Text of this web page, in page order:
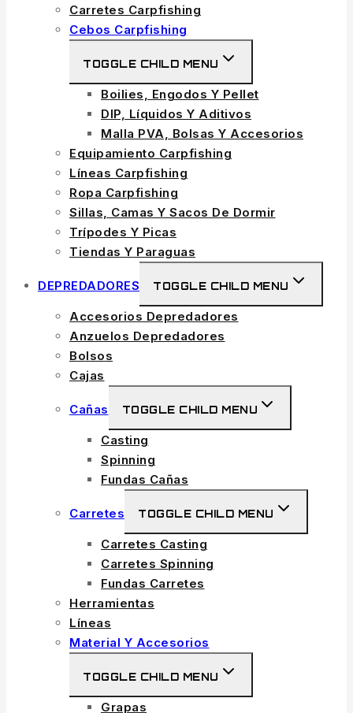
Carretes Carpfishing
Cebos Carpfishing
TOGGLE CHILD MENU
Boilies, Engodos Y Pellet
DIP, Líquidos Y Aditivos
Malla PVA, Bolsas Y Accesorios
Equipamiento Carpfishing
Líneas Carpfishing
Ropa Carpfishing
Sillas, Camas Y Sacos De Dormir
Trípodes Y Picas
Tiendas Y Paraguas
DEPREDADORES TOGGLE CHILD MENU
Accesorios Depredadores
Anzuelos Depredadores
Bolsos
Cajas
Cañas TOGGLE CHILD MENU
Casting
Spinning
Fundas Cañas
Carretes TOGGLE CHILD MENU
Carretes Casting
Carretes Spinning
Fundas Carretes
Herramientas
Líneas
Material Y Accesorios
TOGGLE CHILD MENU
Grapas